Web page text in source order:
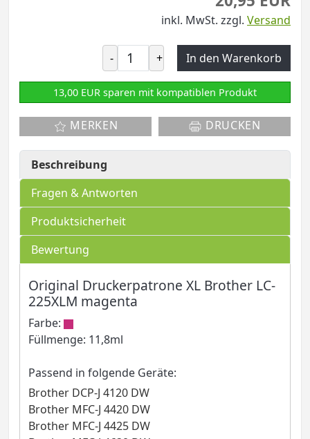
inkl. MwSt. zzgl. Versand
- + In den Warenkorb
13,00 EUR sparen mit kompatiblen Produkt
MERKEN DRUCKEN
Beschreibung
Fragen & Antworten
Produktsicherheit
Bewertung
Original Druckerpatrone XL Brother LC-
225XLM magenta
Farbe:
Füllmenge: 11,8ml
Passend in folgende Geräte:
Brother DCP-J 4120 DW
Brother MFC-J 4420 DW
Brother MFC-J 4425 DW